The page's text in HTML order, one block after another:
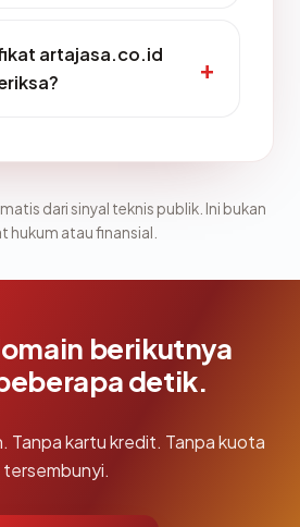
artajasa.co.id
dari sinyal teknis publik. Ini bukan
hukum atau finansial.
berikutnya
detik.
Tanpa kartu kredit. Tanpa kuota
tersembunyi.